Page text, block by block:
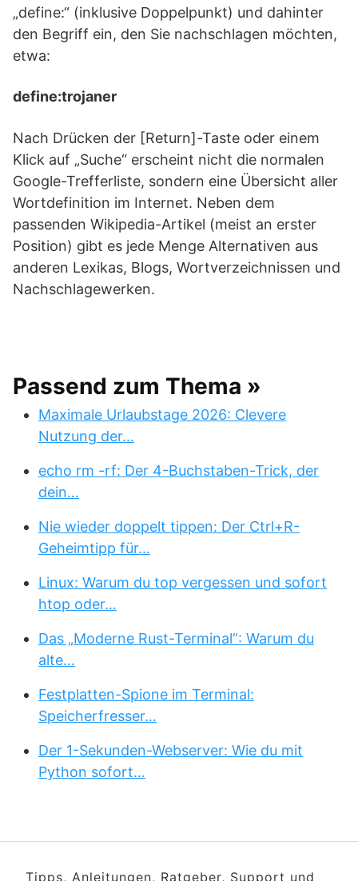
„define:“ (inklusive Doppelpunkt) und dahinter
den Begriff ein, den Sie nachschlagen möchten,
etwa:
define:trojaner
Nach Drücken der [Return]-Taste oder einem
Klick auf „Suche“ erscheint nicht die normalen
Google-Trefferliste, sondern eine Übersicht aller
Wortdefinition im Internet. Neben dem
passenden Wikipedia-Artikel (meist an erster
Position) gibt es jede Menge Alternativen aus
anderen Lexikas, Blogs, Wortverzeichnissen und
Nachschlagewerken.
Passend zum Thema »
Maximale Urlaubstage 2026: Clevere
Nutzung der…
echo rm -rf: Der 4-Buchstaben-Trick, der
dein…
Nie wieder doppelt tippen: Der Ctrl+R-
Geheimtipp für…
Linux: Warum du top vergessen und sofort
htop oder…
Das „Moderne Rust-Terminal“: Warum du
alte…
Festplatten-Spione im Terminal:
Speicherfresser…
Der 1-Sekunden-Webserver: Wie du mit
Python sofort…
Tipps, Anleitungen, Ratgeber, Support und